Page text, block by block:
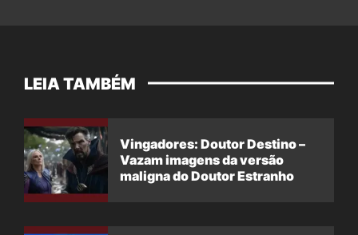
LEIA TAMBÉM
Vingadores: Doutor Destino –
Vazam imagens da versão
maligna do Doutor Estranho